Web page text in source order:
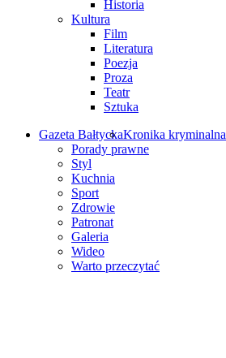
Historia
Kultura
Film
Literatura
Poezja
Proza
Teatr
Sztuka
Gazeta BałtyckaKronika kryminalna
Porady prawne
Styl
Kuchnia
Sport
Zdrowie
Patronat
Galeria
Wideo
Warto przeczytać